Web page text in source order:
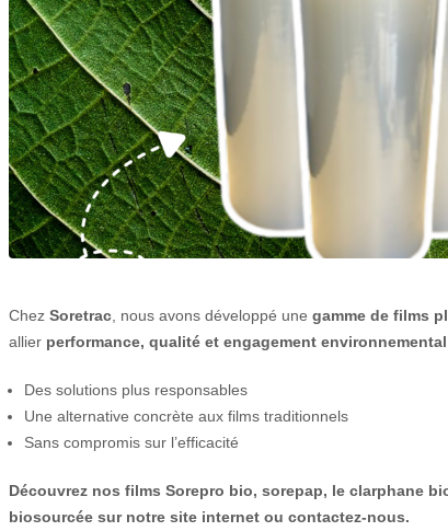
ChezSoretrac, nous avons développé unegamme de films
allier performance, qualité et engagement environnemental
Des solutions plus responsables
Une alternative concrète aux films traditionnels
Sans compromis sur l’efficacité
Découvrez nos films Sorepro bio, sorepap, le clarphane
biosourcée sur notre site internet ou contactez-nous.